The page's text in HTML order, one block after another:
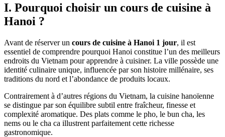
I. Pourquoi choisir un cours de cuisine à
Hanoi ?
Avant de réserver un cours de cuisine à Hanoi 1 jour, il est
essentiel de comprendre pourquoi Hanoi constitue l’un des meilleurs
endroits du Vietnam pour apprendre à cuisiner. La ville possède une
identité culinaire unique, influencée par son histoire millénaire, ses
traditions du nord et l’abondance de produits locaux.
Contrairement à d’autres régions du Vietnam, la cuisine hanoïenne
se distingue par son équilibre subtil entre fraîcheur, finesse et
complexité aromatique. Des plats comme le pho, le bun cha, les
nems ou le cha ca illustrent parfaitement cette richesse
gastronomique.